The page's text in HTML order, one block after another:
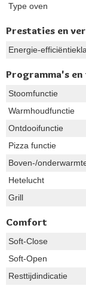
Type oven
Prestaties en
Energie-
Programma's
Stoomfunctie
Warmhoudfunctie
Ontdooifunctie
Pizza functie
Boven-/
Hetelucht
Grill
Comfort
Soft-Close
Soft-Open
Resttijdindicatie